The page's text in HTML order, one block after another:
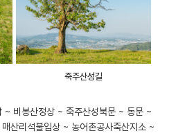
죽주산성길
~ 비봉산정상 ~ 죽주산성북문 ~ 동문 ~
산리석불입상 ~ 농어촌공사죽산지소 ~